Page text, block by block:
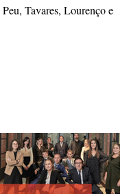
Tavares, Lourenço e